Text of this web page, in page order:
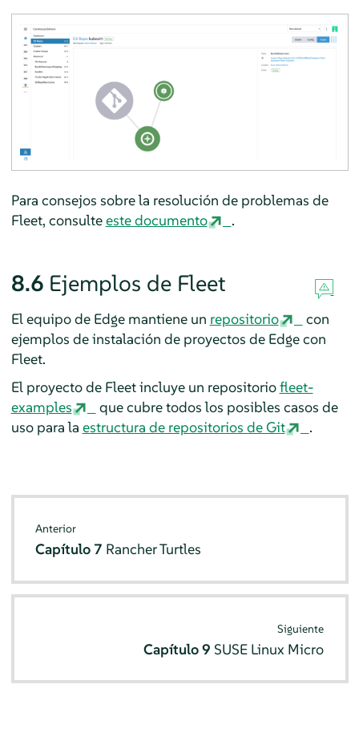
Para consejos sobre la resolución de problemas de
Fleet, consulteeste documento .
8.6 Ejemplos de Fleet
El equipo de Edge mantiene un repositorio
con
ejemplos de instalación de proyectos de Edge con
Fleet.
El proyecto de Fleet incluye un repositoriofleet-
examples
que cubre todos los posibles casos de
uso para la estructura de repositorios de Git .
Anterior
Capítulo 7 Rancher Turtles
Siguiente
Capítulo 9 SUSE Linux Micro